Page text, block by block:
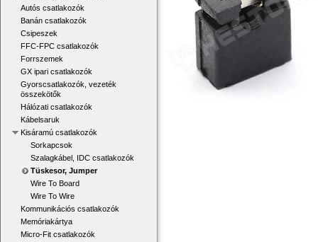
Autós csatlakozók
Banán csatlakozók
Csipeszek
FFC-FPC csatlakozók
Forrszemek
GX ipari csatlakozók
Gyorscsatlakozók, vezeték
összekötők
Hálózati csatlakozók
Kábelsaruk
Kisáramú csatlakozók
Sorkapcsok
Szalagkábel, IDC csatlakozók
Tüskesor, Jumper
Wire To Board
Wire To Wire
Kommunikációs csatlakozók
Memóriakártya
Micro-Fit csatlakozók